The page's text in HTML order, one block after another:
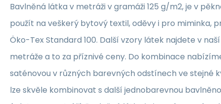
Bavlněná látka v metráži v gramáži 125 g/m2, je v
použít na veškerý bytový textil, oděvy i pro miminka,
Öko-Tex Standard 100. Další vzory látek najdete v
metráže a to za příznivé ceny. Do kombinace
saténovou v různých barevných odstínech ve stejné
lze skvěle kombinovat s další jednobarevnou